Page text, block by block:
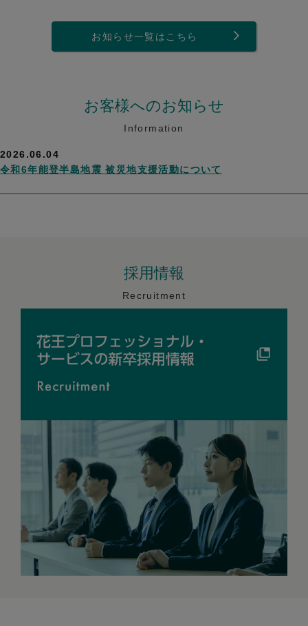
お知らせ一覧はこちら
お客様へのお知らせ
Information
2026.06.04
令和6年能登半島地震 被災地支援活動について
採用情報
Recruitment